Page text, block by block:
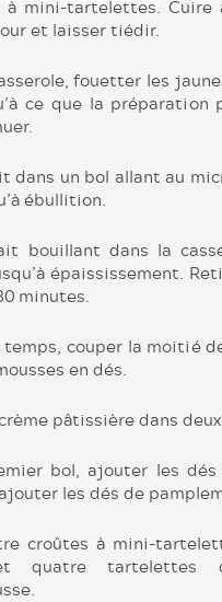
à mini-tartelettes. Cuire
et laisser tiédir.
fouetter les
ce que la
dans un bol allant au
ébullition.
bouillant dans la
épaississement.
minutes.
temps, couper la moitié
en dés.
pâtissière dans
bol, ajouter les dés
les dés de
croûtes à mini-
quatre tartelettes